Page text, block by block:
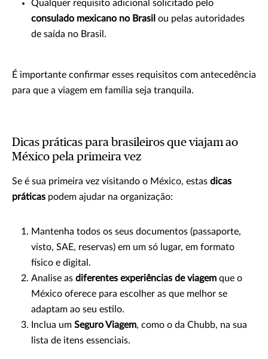
Qualquer requisito adicional solicitado pelo
consulado mexicano no Brasil ou pelas autoridades
de saída no Brasil.
É importante confirmar esses requisitos com antecedência
para que a viagem em família seja tranquila.
Dicas práticas para brasileiros que viajam ao
México pela primeira vez
Se é sua primeira vez visitando o México, estas dicas
práticas podem ajudar na organização:
Mantenha todos os seus documentos (passaporte,
visto, SAE, reservas) em um só lugar, em formato
físico e digital.
Analise as diferentes experiências de viagem que o
México oferece para escolher as que melhor se
adaptam ao seu estilo.
Inclua um Seguro Viagem, como o da Chubb, na sua
lista de itens essenciais.